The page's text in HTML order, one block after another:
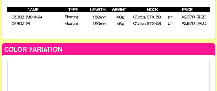
COLOR VARIATION